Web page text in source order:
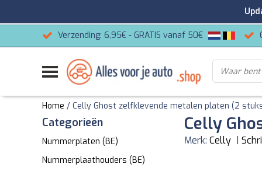
Verzending: 6,95€ - GRATIS vanaf 50€
Home / Celly Ghost zelfklevende metalen platen (2
Categorieën
Nummerplaten (BE)
Nummerplaathouders (BE)
Celly
Merk: Celly